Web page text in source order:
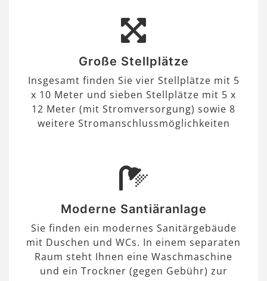
Große Stellplätze
Insgesamt finden Sie vier Stellplätze mit 5
x 10 Meter und sieben Stellplätze mit 5 x
12 Meter (mit Stromversorgung) sowie 8
weitere Stromanschlussmöglichkeiten
Moderne Santiäranlage
Sie finden ein modernes Sanitärgebäude
mit Duschen und WCs. In einem separaten
Raum steht Ihnen eine Waschmaschine
und ein Trockner (gegen Gebühr) zur